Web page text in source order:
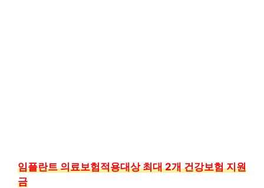
임플란트 의료보험적용대상 최대 2개 건강보험 지원
금